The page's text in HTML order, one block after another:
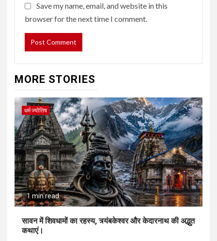
Save my name, email, and website in this
browser for the next time I comment.
MORE STORIES
धर्म ज्योतिष
1 min read
सावन में शिवधामों का रहस्य, त्र्यंबकेश्वर और केदारनाथ की अद्भुत
कथाएं।